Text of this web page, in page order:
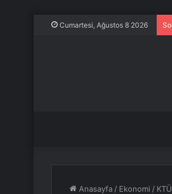
Cumartesi, Ağustos 8 2026
Anasayfa / Ekonomi /